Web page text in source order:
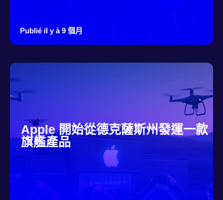
Publié il y à 9 個月
Apple 開始從德克薩斯州發運一款
旗艦產品